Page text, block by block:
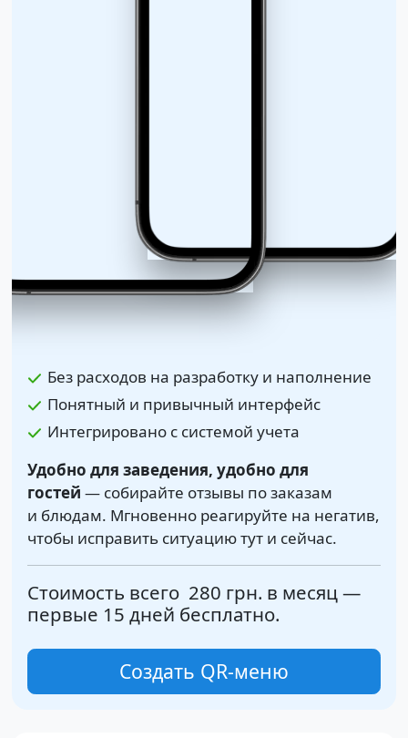
Без расходов на разработку и наполнение
Понятный и привычный интерфейс
Интегрировано с системой учета
Удобно для заведения, удобно для
гостей — собирайте отзывы по заказам
и блюдам. Мгновенно реагируйте на негатив,
чтобы исправить ситуацию тут и сейчас.
Стоимость всего 280 грн. в месяц —
первые 15 дней бесплатно.
Cоздать QR-меню